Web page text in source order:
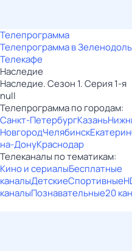
Телепрограмма
Телепрограмма в
Телекафе
Наследие
Наследие. Сезон 1. Серия 1-я
null
Телепрограмма по городам:
Санкт-ПетербургКазань
НовгородЧелябинск
на-ДонуКраснодар
Телеканалы по тематикам:
Кино и сериалыБесплатные
каналыДетскиеСпортивные
каналыПознавательные20